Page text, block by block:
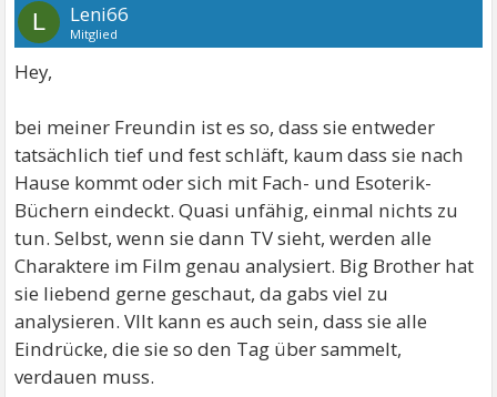
L Leni66
Mitglied
Hey,
bei meiner Freundin ist es so, dass sie entweder
tatsächlich tief und fest schläft, kaum dass sie nach
Hause kommt oder sich mit Fach- und Esoterik-
Büchern eindeckt. Quasi unfähig, einmal nichts zu
tun. Selbst, wenn sie dann TV sieht, werden alle
Charaktere im Film genau analysiert. Big Brother hat
sie liebend gerne geschaut, da gabs viel zu
analysieren. Vllt kann es auch sein, dass sie alle
Eindrücke, die sie so den Tag über sammelt,
verdauen muss.